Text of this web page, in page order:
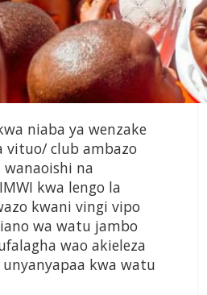
niaba ya wenzake
vituo/ club ambazo
na
kwa lengo la
kwani vingi vipo
wa watu jambo
wao akieleza
kwa watu